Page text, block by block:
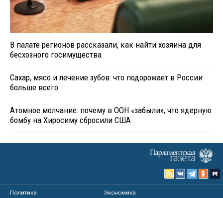
В палате регионов рассказали, как найти хозяина для
бесхозного госимущества
Сахар, мясо и лечение зубов: что подорожает в России
больше всего
Атомное молчание: почему в ООН «забыли», что ядерную
бомбу на Хиросиму сбросили США
Политика
Экономика